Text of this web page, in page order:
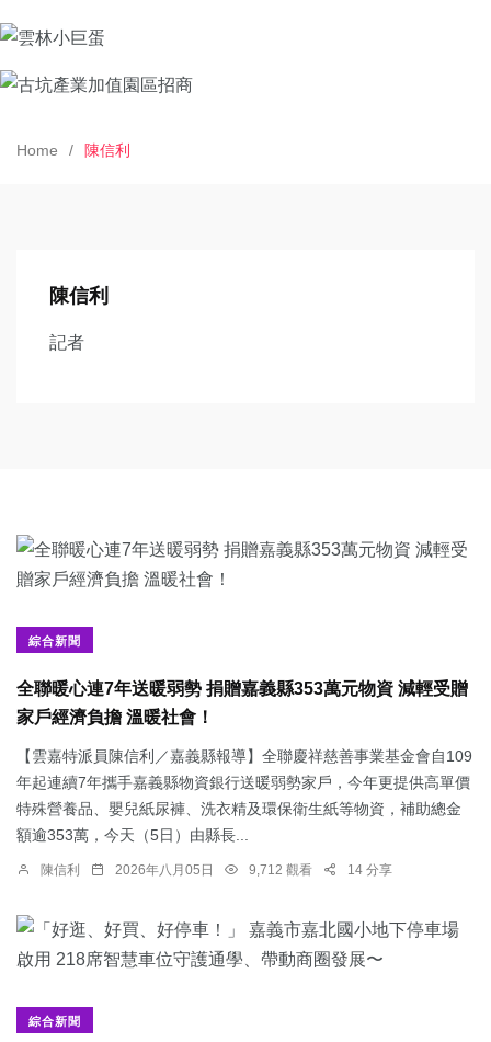
Home 陳信利
陳信利
記者
綜合新聞
全聯暖心連7年送暖弱勢 捐贈嘉義縣353萬元物資 減輕受贈
家戶經濟負擔 溫暖社會！
【雲嘉特派員陳信利／嘉義縣報導】全聯慶祥慈善事業基金會自109
年起連續7年攜手嘉義縣物資銀行送暖弱勢家戶，今年更提供高單價
特殊營養品、嬰兒紙尿褲、洗衣精及環保衛生紙等物資，補助總金
額逾353萬，今天（5日）由縣長...
陳信利 2026年八月05日 9,712 觀看 14 分享
綜合新聞